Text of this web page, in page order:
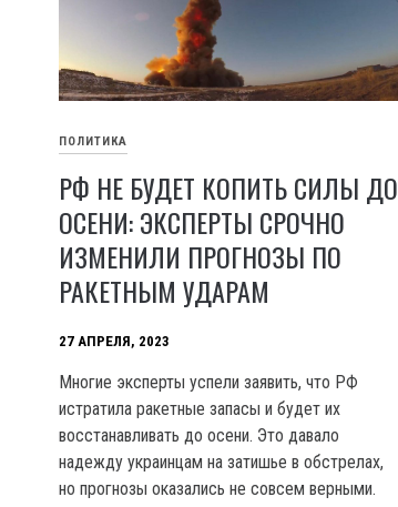
ПОЛИТИКА
РФ НЕ БУДЕТ КОПИТЬ СИЛЫ ДО
ОСЕНИ: ЭКСПЕРТЫ СРОЧНО
ИЗМЕНИЛИ ПРОГНОЗЫ ПО
РАКЕТНЫМ УДАРАМ
27 АПРЕЛЯ, 2023
Многие эксперты успели заявить, что РФ
истратила ракетные запасы и будет их
восстанавливать до осени. Это давало
надежду украинцам на затишье в обстрелах,
но прогнозы оказались не совсем верными.